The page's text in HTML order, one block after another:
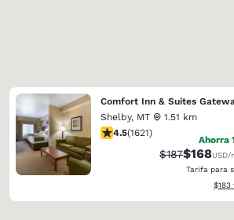
Shelby, MT
1.51 km
Calificación de 4.47 estrellas.
4.5(1621)
Ahorra
Tarifa
$187Tarifa
$168USD/
Tarifa para
Ver
$183